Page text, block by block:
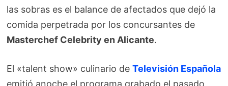
las sobras es el balance de afectados que dejó la
comida perpetrada por los concursantes de
Masterchef Celebrity en Alicante.
El «talent show» culinario deTelevisión Española
emitió anoche el programa grabado el pasado